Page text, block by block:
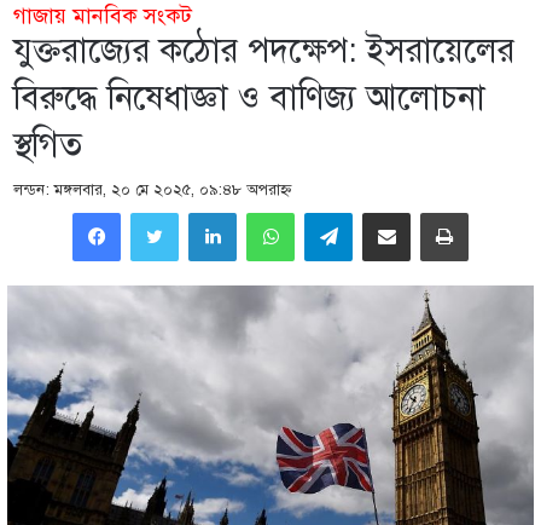
গাজায় মানবিক সংকট
যুক্তরাজ্যের কঠোর পদক্ষেপ: ইসরায়েলের
বিরুদ্ধে নিষেধাজ্ঞা ও বাণিজ্য আলোচনা
স্থগিত
লন্ডন: মঙ্গলবার, ২০ মে ২০২৫, ০৯:৪৮ অপরাহ্ণ
LinkedInWhatsAppTelegramShare via Email Print